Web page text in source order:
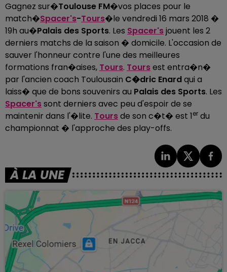
Gagnez sur�Toulouse FM�vos places pour le
match�Spacer's-Tours�le vendredi 16 mars 2018 �
19h au�Palais des Sports. Les Spacer'sjouent les 2
derniers matchs de la saison � domicile. L'occasion de
sauver l'honneur contre l'une des meilleures
formations fran�aises, Tours. Toursest entra�n�
par l'ancien coach Toulousain C�dric Enardqui a
laiss� que de bons souvenirs au Palais des Sports. Les
Spacer'ssont derniers avec peu d'espoir de se
maintenir dans l'�lite. Toursde son c�t� est 1er du
championnat � l'approche des play-offs.
À LA UNE